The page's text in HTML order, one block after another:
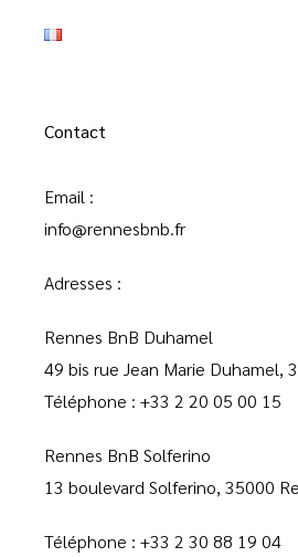
Contact
Email :
info@rennesbnb.fr
Adresses :
Rennes BnB Duhamel
49 bis rue Jean Marie Duhamel,
Téléphone : +33 2 20 05 00 15
Rennes BnB Solferino
13 boulevard Solferino, 35000
Téléphone : +33 2 30 88 19 04